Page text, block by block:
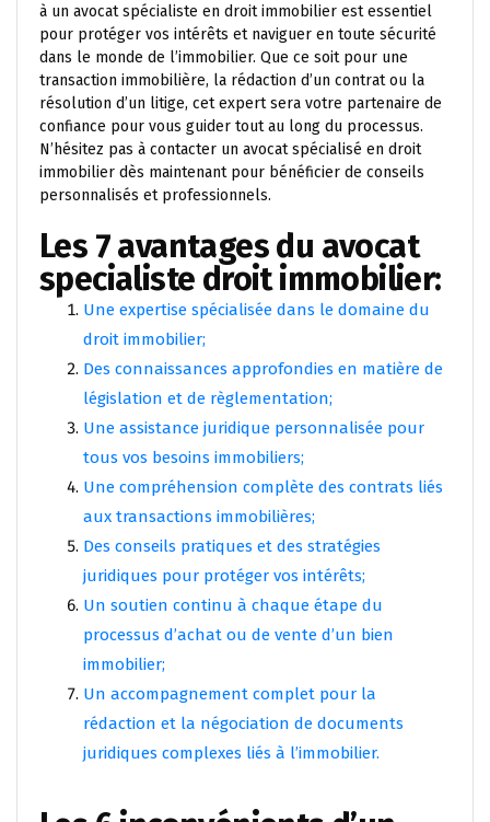
à un avocat spécialiste en droit immobilier est essentiel
pour protéger vos intérêts et naviguer en toute sécurité
dans le monde de l’immobilier. Que ce soit pour une
transaction immobilière, la rédaction d’un contrat ou la
résolution d’un litige, cet expert sera votre partenaire de
confiance pour vous guider tout au long du processus.
N’hésitez pas à contacter un avocat spécialisé en droit
immobilier dès maintenant pour bénéficier de conseils
personnalisés et professionnels.
Les 7 avantages du avocat
specialiste droit immobilier:
Une expertise spécialisée dans le domaine du
droit immobilier;
Des connaissances approfondies en matière de
législation et de règlementation;
Une assistance juridique personnalisée pour
tous vos besoins immobiliers;
Une compréhension complète des contrats liés
aux transactions immobilières;
Des conseils pratiques et des stratégies
juridiques pour protéger vos intérêts;
Un soutien continu à chaque étape du
processus d’achat ou de vente d’un bien
immobilier;
Un accompagnement complet pour la
rédaction et la négociation de documents
juridiques complexes liés à l’immobilier.